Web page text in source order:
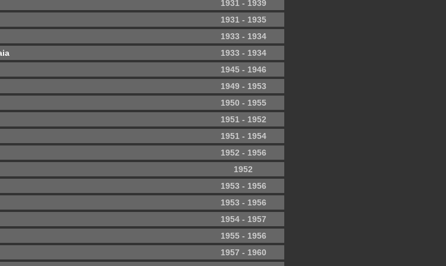
1931 - 1939
1931 - 1935
1933 - 1934
1933 - 1934
1945 - 1946
1949 - 1953
1950 - 1955
1951 - 1952
1951 - 1954
1952 - 1956
1952
1953 - 1956
1953 - 1956
1954 - 1957
1955 - 1956
1957 - 1960